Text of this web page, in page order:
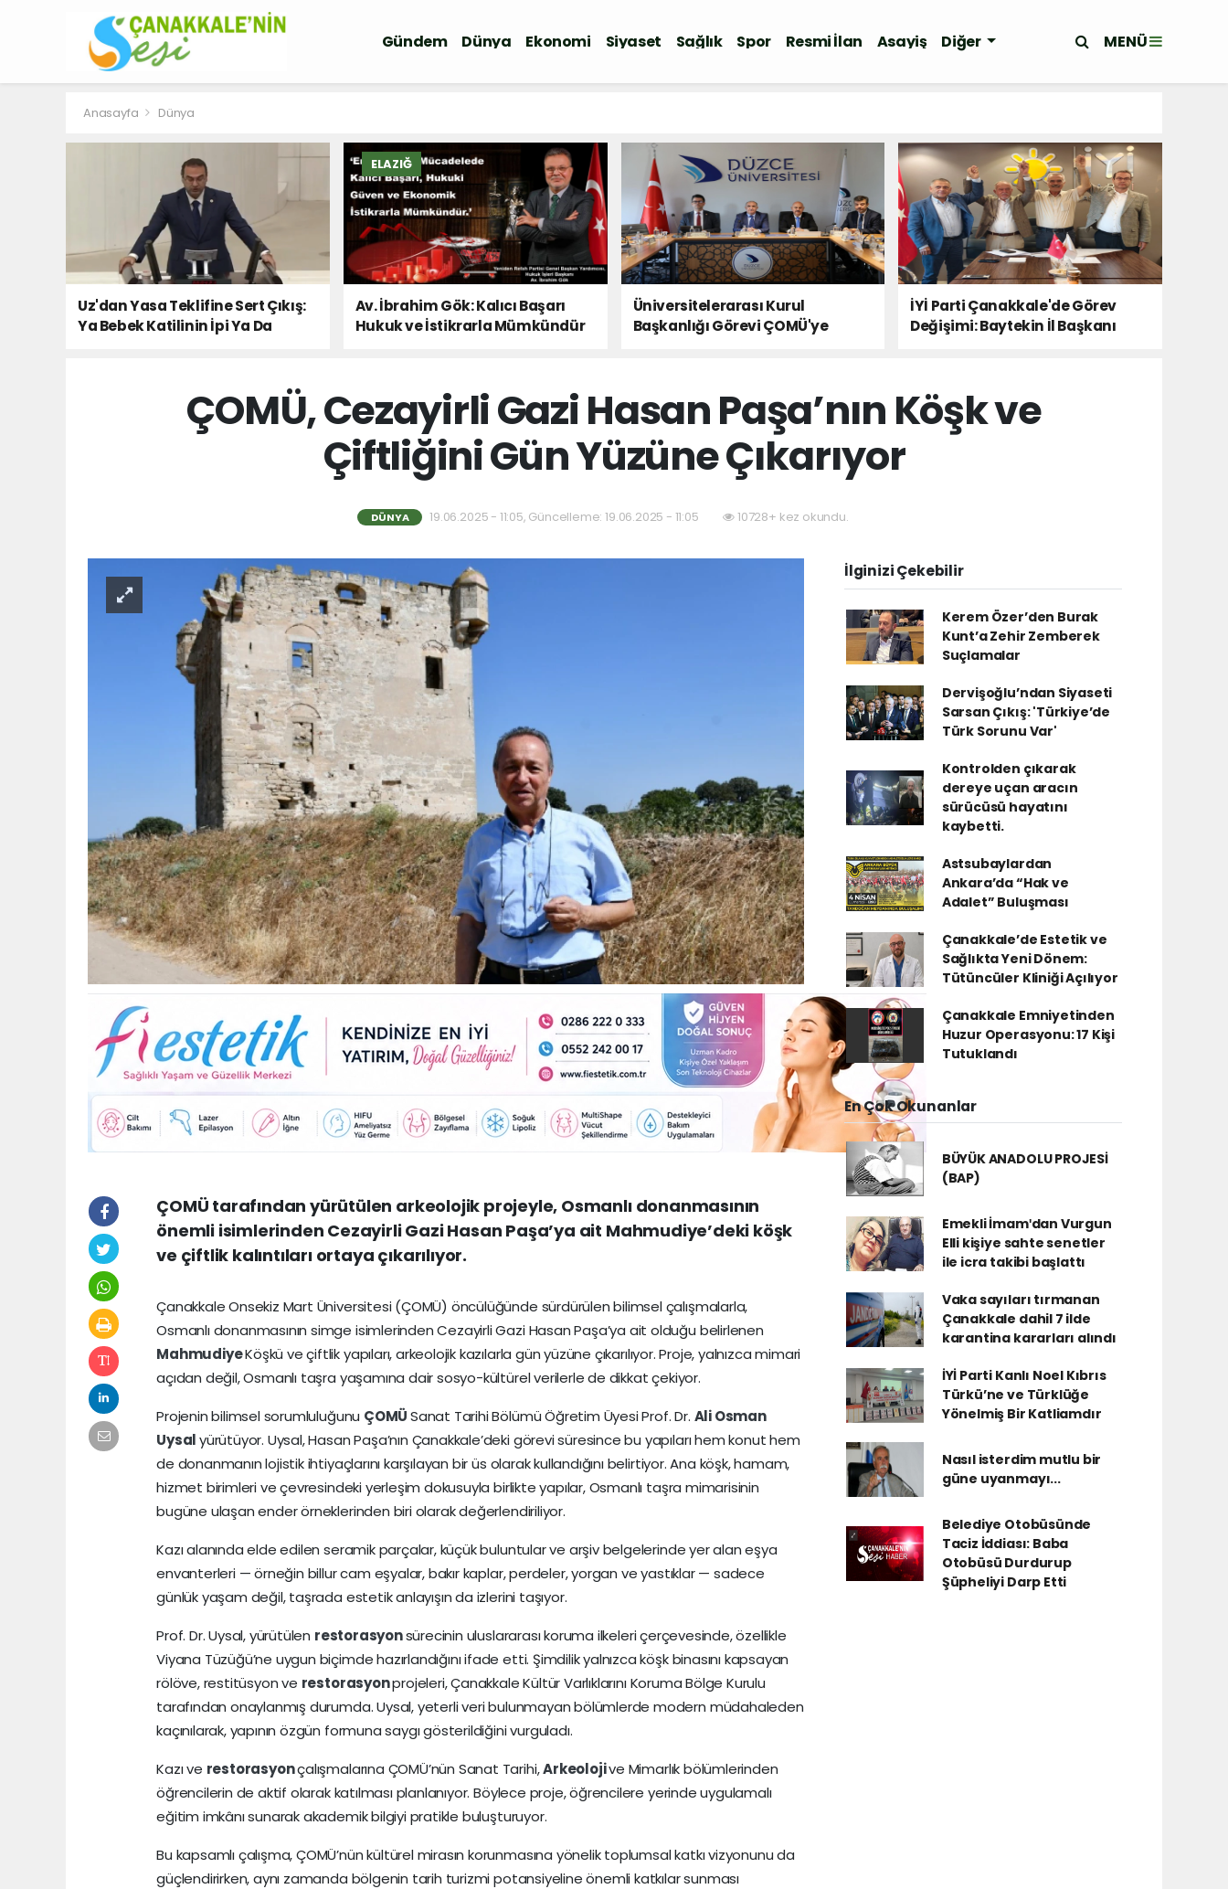
Gündem Dünya Ekonomi Siyaset Sağlık Spor Resmi İlan Asayiş Diğer MENÜ
Anasayfa Dünya
Uz'dan Yasa Teklifine Sert Çıkış:
Ya Bebek Katilinin İpi Ya Da
ELAZIĞ
Av. İbrahim Gök: Kalıcı Başarı
Hukuk ve İstikrarla Mümkündür
Üniversitelerarası Kurul
Başkanlığı Görevi ÇOMÜ'ye
İYİ Parti Çanakkale'de Görev
Değişimi: Baytekin İl Başkanı
ÇOMÜ, Cezayirli Gazi Hasan Paşa’nın Köşk ve
Çiftliğini Gün Yüzüne Çıkarıyor
DÜNYA 19.06.2025 - 11:05, Güncelleme: 19.06.2025 - 11:05 10728+ kez okundu.
ÇOMÜ tarafından yürütülen arkeolojik projeyle, Osmanlı donanmasının
önemli isimlerinden Cezayirli Gazi Hasan Paşa’ya ait Mahmudiye’deki köşk
ve çiftlik kalıntıları ortaya çıkarılıyor.
Çanakkale Onsekiz Mart Üniversitesi (ÇOMÜ) öncülüğünde sürdürülen bilimsel çalışmalarla,
Osmanlı donanmasının simge isimlerinden Cezayirli Gazi Hasan Paşa’ya ait olduğu belirlenen
MahmudiyeKöşkü ve çiftlik yapıları, arkeolojik kazılarla gün yüzüne çıkarılıyor. Proje, yalnızca mimari
açıdan değil, Osmanlı taşra yaşamına dair sosyo-kültürel verilerle de dikkat çekiyor.
Projenin bilimsel sorumluluğunu ÇOMÜSanat Tarihi Bölümü Öğretim Üyesi Prof. Dr. Ali Osman
Uysalyürütüyor. Uysal, Hasan Paşa’nın Çanakkale’deki görevi süresince bu yapıları hem konut hem
de donanmanın lojistik ihtiyaçlarını karşılayan bir üs olarak kullandığını belirtiyor. Ana köşk, hamam,
hizmet birimleri ve çevresindeki yerleşim dokusuyla birlikte yapılar, Osmanlı taşra mimarisinin
bugüne ulaşan ender örneklerinden biri olarak değerlendiriliyor.
Kazı alanında elde edilen seramik parçalar, küçük buluntular ve arşiv belgelerinde yer alan eşya
envanterleri — örneğin billur cam eşyalar, bakır kaplar, perdeler, yorgan ve yastıklar — sadece
günlük yaşam değil, taşrada estetik anlayışın da izlerini taşıyor.
Prof. Dr. Uysal, yürütülen restorasyonsürecinin uluslararası koruma ilkeleri çerçevesinde, özellikle
Viyana Tüzüğü’ne uygun biçimde hazırlandığını ifade etti. Şimdilik yalnızca köşk binasını kapsayan
rölöve, restitüsyon ve restorasyonprojeleri, Çanakkale Kültür Varlıklarını Koruma Bölge Kurulu
tarafından onaylanmış durumda. Uysal, yeterli veri bulunmayan bölümlerde modern müdahaleden
kaçınılarak, yapının özgün formuna saygı gösterildiğini vurguladı.
Kazı ve restorasyonçalışmalarına ÇOMÜ’nün Sanat Tarihi,Arkeolojive Mimarlık bölümlerinden
öğrencilerin de aktif olarak katılması planlanıyor. Böylece proje, öğrencilere yerinde uygulamalı
eğitim imkânı sunarak akademik bilgiyi pratikle buluşturuyor.
Bu kapsamlı çalışma, ÇOMÜ’nün kültürel mirasın korunmasına yönelik toplumsal katkı vizyonunu da
güçlendirirken, aynı zamanda bölgenin tarih turizmi potansiyeline önemli katkılar sunması
İlginizi Çekebilir
Kerem Özer’den Burak
Kunt’a Zehir Zemberek
Suçlamalar
Dervişoğlu’ndan Siyaseti
Sarsan Çıkış: 'Türkiye’de
Türk Sorunu Var'
Kontrolden çıkarak
dereye uçan aracın
sürücüsü hayatını
kaybetti.
Astsubaylardan
Ankara’da “Hak ve
Adalet” Buluşması
Çanakkale’de Estetik ve
Sağlıkta Yeni Dönem:
Tütüncüler Kliniği Açılıyor
Çanakkale Emniyetinden
Huzur Operasyonu: 17 Kişi
Tutuklandı
En Çok Okunanlar
BÜYÜK ANADOLU PROJESİ
(BAP)
Emekli İmamʹdan Vurgun
Elli kişiye sahte senetler
ile icra takibi başlattı
Vaka sayıları tırmanan
Çanakkale dahil 7 ilde
karantina kararları alındı
İYİ Parti Kanlı Noel Kıbrıs
Türkü’ne ve Türklüğe
Yönelmiş Bir Katliamdır
Nasıl isterdim mutlu bir
güne uyanmayı...
Belediye Otobüsünde
Taciz İddiası: Baba
Otobüsü Durdurup
Şüpheliyi Darp Etti